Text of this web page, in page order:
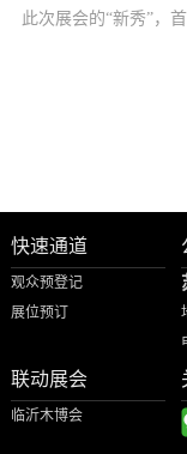
此次展会的“新秀”，
快速通道
观众预登记
展位预订
联动展会
临沂木博会